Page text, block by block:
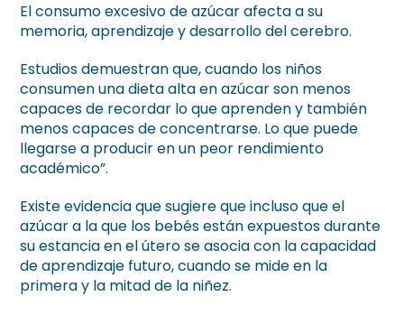
El consumo excesivo de azúcar afecta a su
memoria, aprendizaje y desarrollo del cerebro.
Estudios demuestran que, cuando los niños
consumen una dieta alta en azúcar son menos
capaces de recordar lo que aprenden y también
menos capaces de concentrarse. Lo que puede
llegarse a producir en un peor rendimiento
académico”.
Existe evidencia que sugiere que incluso que el
azúcar a la que los bebés están expuestos durante
su estancia en el útero se asocia con la capacidad
de aprendizaje futuro, cuando se mide en la
primera y la mitad de la niñez.